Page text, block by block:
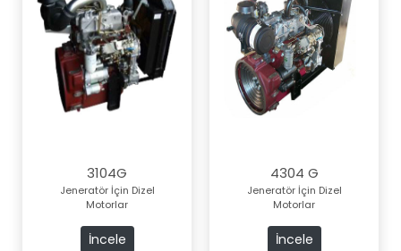
3104G
Jeneratör İçin Dizel
Motorlar
İncele
4304 G
Jeneratör İçin Dizel
Motorlar
İncele